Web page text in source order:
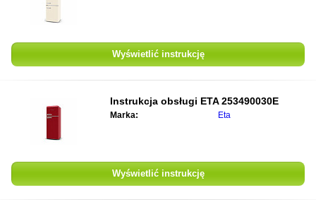
Wyświetlić instrukcję
Instrukcja obsługi ETA 253490030E
Marka: Eta
Wyświetlić instrukcję